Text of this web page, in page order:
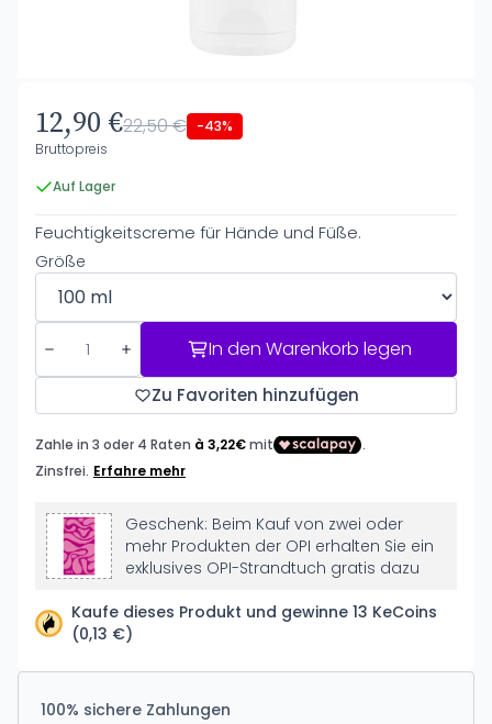
12,90 €22,50 € -43%
Bruttopreis
Auf Lager
Feuchtigkeitscreme für Hände und Füße.
Größe
In den Warenkorb legen
Zu Favoriten hinzufügen
Geschenk: Beim Kauf von zwei oder
mehr Produkten der OPI erhalten Sie ein
exklusives OPI-Strandtuch gratis dazu
Kaufe dieses Produkt und gewinne 13 KeCoins
(0,13 €)
100% sichere Zahlungen